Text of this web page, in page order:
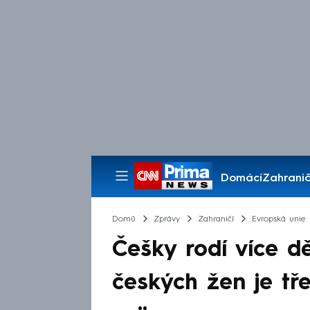
Domácí
Pořady
Domů Zprávy Zahraničí Evropská unie
Češky rodí více
českých žen je